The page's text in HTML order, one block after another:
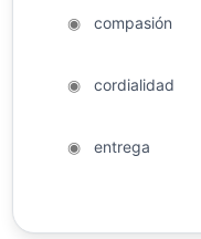
◉compasión
◉cordialidad
◉entrega